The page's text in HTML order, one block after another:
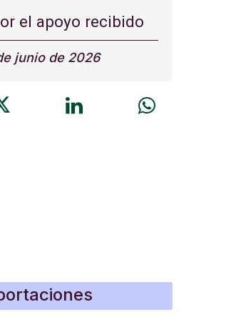
el apoyo recibido
junio de 2026